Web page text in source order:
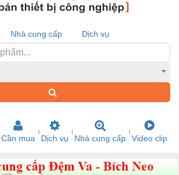
Nhà cung cấp Dịch vụ
Cần mua Dịch vụ Nhà cung cấp Video clip